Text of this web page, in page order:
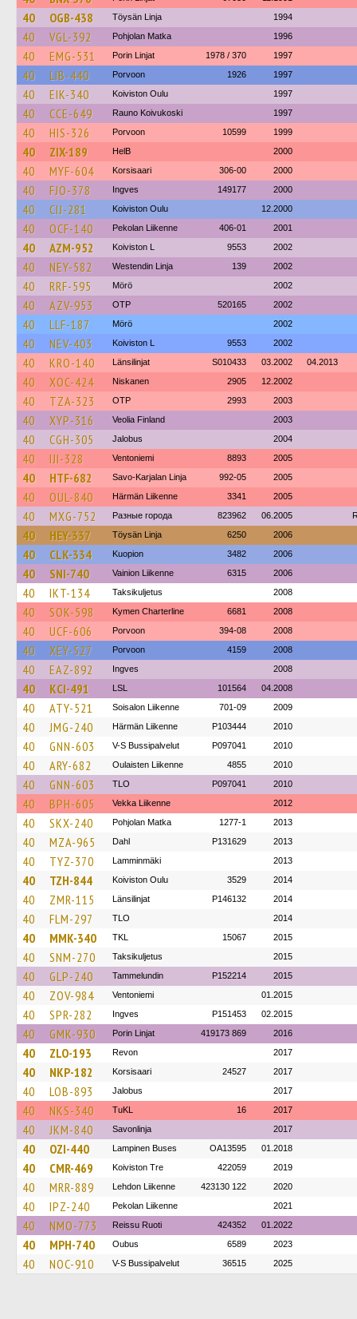
40 OGB-438 Töysän Linja 1994
40 VGL-392 Pohjolan Matka 1996
40 EMG-531 Porin Linjat 1978 / 370 1997
40 LIB-440 Porvoon 1926 1997
40 EIK-340 Koiviston Oulu 1997
40 CCE-649 Rauno Koivukoski 1997
40 HIS-326 Porvoon 10599 1999
40 ZIX-189 HelB 2000
40 MYF-604 Korsisaari 306-00 2000
40 FJO-378 Ingves 149177 2000
40 CIJ-281 Koiviston Oulu 12.2000
40 OCF-140 Pekolan Liikenne 406-01 2001
40 AZM-952 Koiviston L 9553 2002
40 NEY-582 Westendin Linja 139 2002
40 RRF-595 Mörö 2002
40 AZV-953 OTP 520165 2002
40 LLF-187 Mörö 2002
40 NEV-403 Koiviston L 9553 2002
40 KRO-140 Länsilinjat S010433 03.2002 04.2013
40 XOC-424 Niskanen 2905 12.2002
40 TZA-323 OTP 2993 2003
40 XYP-316 Veolia Finland 2003
40 CGH-305 Jalobus 2004
40 IJI-328 Ventoniemi 8893 2005
40 HTF-682 Savo-Karjalan Linja 992-05 2005
40 OUL-840 Härmän Liikenne 3341 2005
40 MXG-752 Разные города 823962 06.2005
40 HEY-337 Töysän Linja 6250 2006
40 CLK-334 Kuopion 3482 2006
40 SNI-740 Vainion Liikenne 6315 2006
40 IKT-134 Taksikuljetus 2008
40 SOK-598 Kymen Charterline 6681 2008
40 UCF-606 Porvoon 394-08 2008
40 XEY-527 Porvoon 4159 2008
40 EAZ-892 Ingves 2008
40 KCI-491 LSL 101564 04.2008
40 ATY-521 Soisalon Liikenne 701-09 2009
40 JMG-240 Härmän Liikenne P103444 2010
40 GNN-603 V-S Bussipalvelut P097041 2010
40 ARY-682 Oulaisten Liikenne 4855 2010
40 GNN-603 TLO P097041 2010
40 BPH-605 Vekka Liikenne 2012
40 SKX-240 Pohjolan Matka 1277-1 2013
40 MZA-965 Dahl P131629 2013
40 TYZ-370 Lamminmäki 2013
40 TZH-844 Koiviston Oulu 3529 2014
40 ZMR-115 Länsilinjat P146132 2014
40 FLM-297 TLO 2014
40 MMK-340 TKL 15067 2015
40 SNM-270 Taksikuljetus 2015
40 GLP-240 Tammelundin P152214 2015
40 ZOV-984 Ventoniemi 01.2015
40 SPR-282 Ingves P151453 02.2015
40 GMK-930 Porin Linjat 419173 869 2016
40 ZLO-193 Revon 2017
40 NKP-182 Korsisaari 24527 2017
40 LOB-893 Jalobus 2017
40 NKS-340 TuKL 16 2017
40 JKM-840 Savonlinja 2017
40 OZI-440 Lampinen Buses OA13595 01.2018
40 CMR-469 Koiviston Tre 422059 2019
40 MRR-889 Lehdon Liikenne 423130 122 2020
40 IPZ-240 Pekolan Liikenne 2021
40 NMO-773 Reissu Ruoti 424352 01.2022
40 MPH-740 Oubus 6589 2023
40 NOC-910 V-S Bussipalvelut 36515 2025